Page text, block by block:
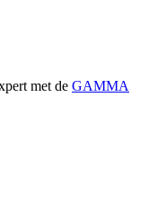
met de GAMMA